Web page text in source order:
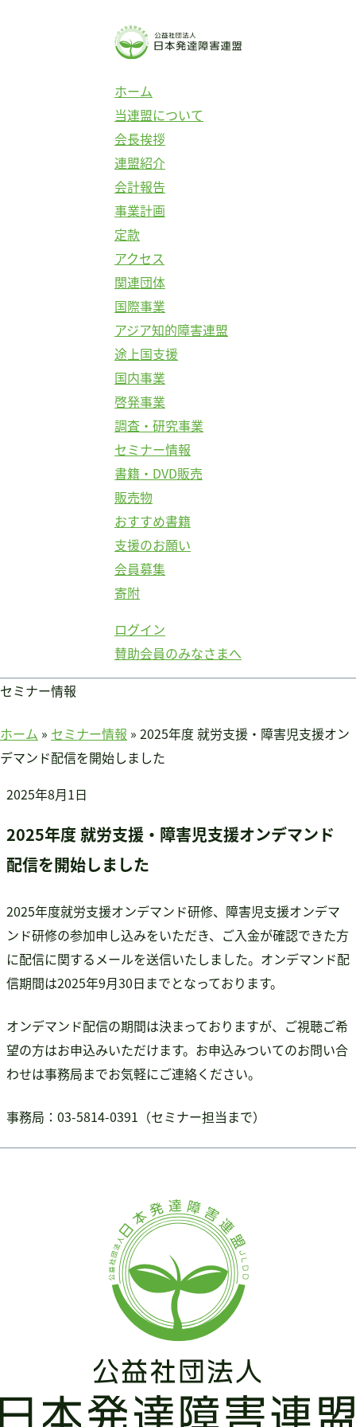
ホーム
当連盟について
会長挨拶
連盟紹介
会計報告
事業計画
定款
アクセス
関連団体
国際事業
アジア知的障害連盟
途上国支援
国内事業
啓発事業
調査・研究事業
セミナー情報
書籍・DVD販売
販売物
おすすめ書籍
支援のお願い
会員募集
寄附
ログイン
賛助会員のみなさまへ
セミナー情報
ホーム » セミナー情報 » 2025年度 就労支援・障害児支援オン
デマンド配信を開始しました
2025年8月1日
2025年度 就労支援・障害児支援オンデマンド
配信を開始しました
2025年度就労支援オンデマンド研修、障害児支援オンデマ
ンド研修の参加申し込みをいただき、ご入金が確認できた方
に配信に関するメールを送信いたしました。オンデマンド配
信期間は2025年9月30日までとなっております。
オンデマンド配信の期間は決まっておりますが、ご視聴ご希
望の方はお申込みいただけます。お申込みついてのお問い合
わせは事務局までお気軽にご連絡ください。
事務局：03-5814-0391（セミナー担当まで）
ログイン
ホーム
会長挨拶
連盟紹介
定款
アクセス
関連団体
国際事業
アジア知的障害連盟
途上国支援
国内事業
啓発事業
調査・研究事業
セミナー情報
書籍・DVD販売